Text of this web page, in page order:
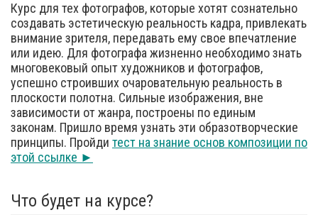
Курс для тех фотографов, которые хотят сознательно
создавать эстетическую реальность кадра, привлекать
внимание зрителя, передавать ему свое впечатление
или идею. Для фотографа жизненно необходимо знать
многовековый опыт художников и фотографов,
успешно строивших очаровательную реальность в
плоскости полотна. Сильные изображения, вне
зависимости от жанра, построены по единым
законам. Пришло время узнать эти образотворческие
принципы. Пройди тест на знание основ композиции по
этой ссылке ►
Что будет на курсе?